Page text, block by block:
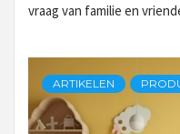
vraag van familie en
ARTIKELEN